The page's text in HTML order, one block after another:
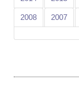
2008 2007